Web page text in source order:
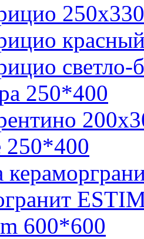
250х330
светло-
250*400
250*400
600*600